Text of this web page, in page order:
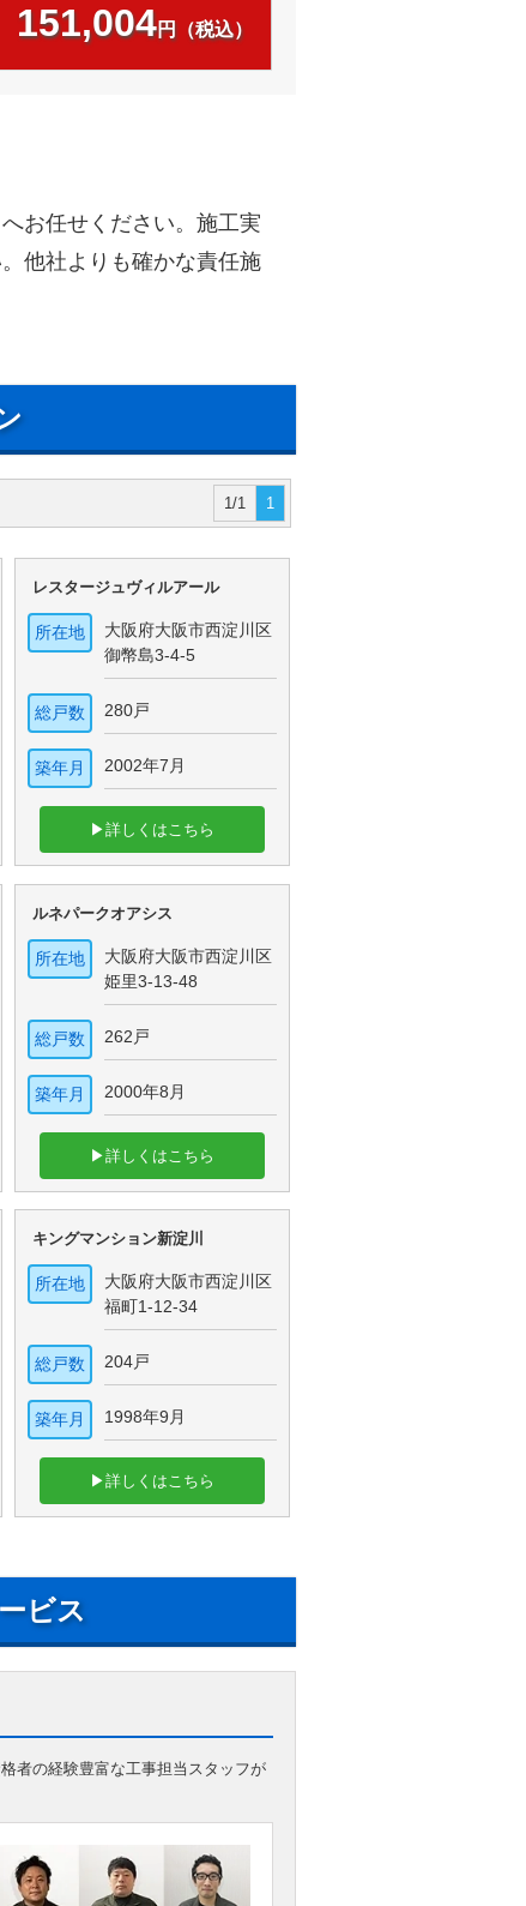
151,004円（税込）
お任せください。施工実
他社よりも確かな責任施
1/1 1
レスタージュヴィルアール
所在地
大阪府大阪市西淀川区
御幣島3-4-5
総戸数 280戸
築年月 2002年7月
▶詳しくはこちら
ルネパークオアシス
所在地
大阪府大阪市西淀川区
姫里3-13-48
総戸数 262戸
築年月 2000年8月
▶詳しくはこちら
キングマンション新淀川
所在地
大阪府大阪市西淀川区
福町1-12-34
総戸数 204戸
築年月 1998年9月
▶詳しくはこちら
ビス
者の経験豊富な工事担当スタッフが